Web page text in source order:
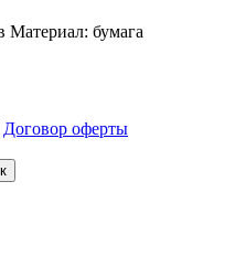
Материал: бумага
Договор оферты